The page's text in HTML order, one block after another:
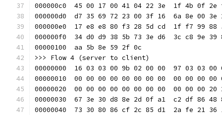
000000c0  45 00 17 00 41 04 22 3e  1f 4b
000000d0  d7 35 69 72 23 00 3f 16  6a 8e
000000e0  17 e8 e8 80 f3 28 5d cd  1f f7
000000f0  34 d0 d9 38 5b 73 3e d6  3c c8 9e
00000100  aa 5b 8e 59 2f 0c
>>> Flow 4 (server to client)
00000000  16 03 03 00 9b 02 00 00  97 03
00000010  00 00 00 00 00 00 00 00  00 00
00000020  00 00 00 00 00 00 00 00  00 00
00000030  67 3e 30 d8 8e 2d 0f a1  c2 df 86
00000040  73 30 80 86 cf 2c 85 d1  2a fe